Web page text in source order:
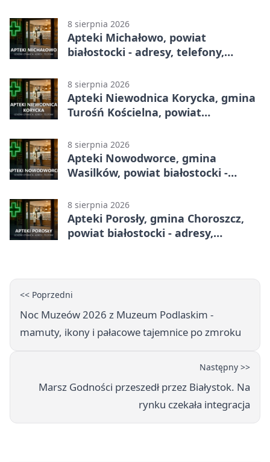
8 sierpnia 2026
Apteki Michałowo, powiat
białostocki - adresy, telefony,
8 sierpnia 2026
Apteki Niewodnica Korycka, gmina
Turośń Kościelna, powiat
godziny otwarcia
8 sierpnia 2026
Apteki Nowodworce, gmina
Wasilków, powiat białostocki -
8 sierpnia 2026
Apteki Porosły, gmina Choroszcz,
powiat białostocki - adresy,
<< Poprzedni
Noc Muzeów 2026 z Muzeum Podlaskim -
mamuty, ikony i pałacowe tajemnice po zmroku
Następny >>
Marsz Godności przeszedł przez Białystok. Na
rynku czekała integracja